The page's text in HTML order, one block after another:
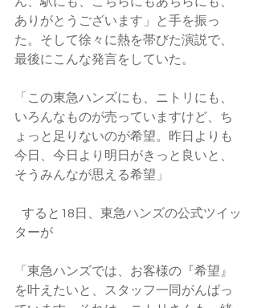
ありがとうございます」と手を振っ
た。そして徐々に熱を帯びた演説で、
最後にこんな発言をしていた。
「この東急ハンズにも、ニトリにも、
いろんなものが売っていますけど、ち
ょっと足りないのが希望。昨日よりも
今日、今日より明日がきっと良いと、
そうみんなが思える希望」
ターが
「東急ハンズでは、お客様の『希望』
を叶えたいと、スタッフ一同がんばっ